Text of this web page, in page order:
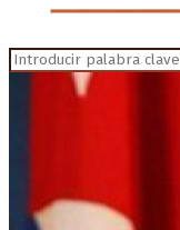
Search
for: